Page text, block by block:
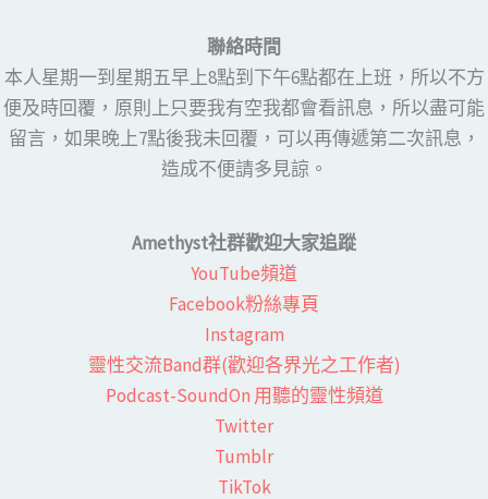
聯絡時間
本人星期一到星期五早上8點到下午6點都在上班，所以不方
便及時回覆，原則上只要我有空我都會看訊息，所以盡可能
留言，如果晚上7點後我未回覆，可以再傳遞第二次訊息，
造成不便請多見諒。
Amethyst社群歡迎大家追蹤
YouTube頻道
Facebook粉絲專頁​
Instagram
靈性交流Band群(歡迎各界光之工作者)​
Podcast-SoundOn 用聽的靈性頻道
​Twitter
Tumblr
TikTok